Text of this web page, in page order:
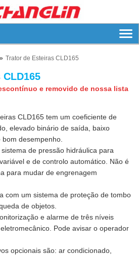
Trator de Esteiras CLD165
e removido de nossa lista
CLD165 tem um coeficiente de
elevado binário de saída, baixo
desempenho.
de pressão hidráulica para
e de controlo automático. Não é
para mudar de engrenagem
com um sistema de proteção de tombo
de objetos.
e alarme de três níveis
Pode avisar o operador
opcionais são: ar condicionado,